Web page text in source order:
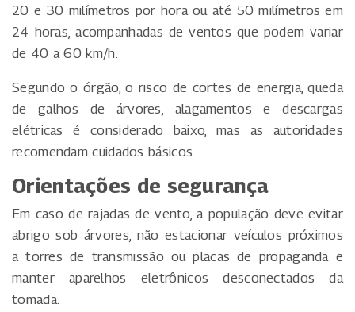
20 e 30 milímetros por hora ou até 50 milímetros em
24 horas, acompanhadas de ventos que podem variar
de 40 a 60 km/h.
Segundo o órgão, o risco de cortes de energia, queda
de galhos de árvores, alagamentos e descargas
elétricas é considerado baixo, mas as autoridades
recomendam cuidados básicos.
Orientações de segurança
Em caso de rajadas de vento, a população deve evitar
abrigo sob árvores, não estacionar veículos próximos
a torres de transmissão ou placas de propaganda e
manter aparelhos eletrônicos desconectados da
tomada.